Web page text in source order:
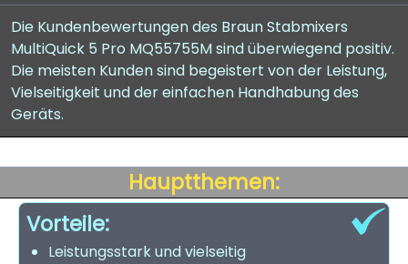
Die Kundenbewertungen des Braun Stabmixers
MultiQuick 5 Pro MQ55755M sind überwiegend positiv.
Die meisten Kunden sind begeistert von der Leistung,
Vielseitigkeit und der einfachen Handhabung des
Geräts.
Hauptthemen:
Vorteile:
Leistungsstark und vielseitig